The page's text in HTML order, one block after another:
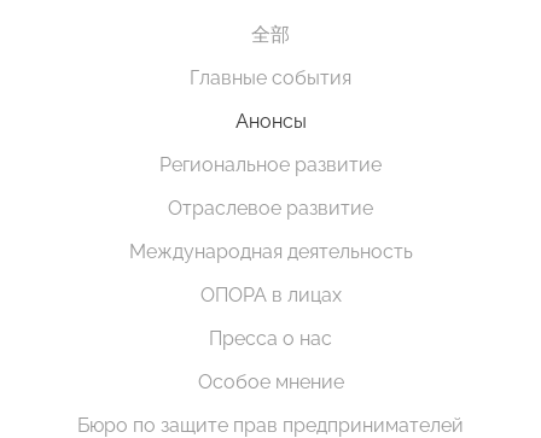
全部
Главные события
Анонсы
Региональное развитие
Отраслевое развитие
Международная деятельность
ОПОРА в лицах
Пресса о нас
Особое мнение
Бюро по защите прав предпринимателей